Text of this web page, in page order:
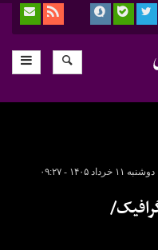
دوشنبه ۱۱ خرداد ۱۴۰۵ - ۰۹:۲۷